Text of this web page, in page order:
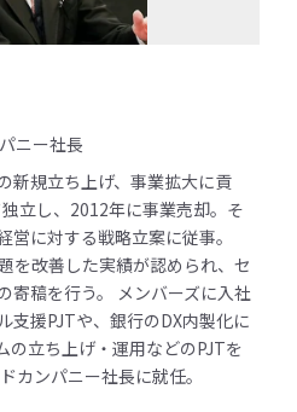
ニー社長
新規立ち上げ、事業拡大に貢
立し、2012年に事業売却。そ
に対する戦略立案に従事。
を改善した実績が認められ、セ
寄稿を行う。 メンバーズに入社
支援PJTや、銀行のDX内製化に
の立ち上げ・運用などのPJTを
カンパニー社長に就任。